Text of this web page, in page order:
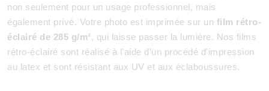
non seulement pour un usage professionnel, mais
également privé. Votre photo est imprimée sur un film rétro-
éclairé de 285 g/m², qui laisse passer la lumière. Nos films
rétro-éclairé sont réalisé à l'aide d’un procédé d'impression
au latex et sont résistant aux UV et aux éclaboussures.